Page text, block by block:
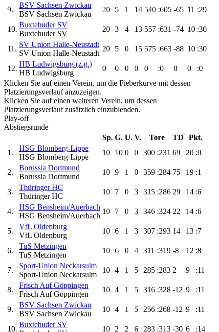
9.
BSV Sachsen Zwickau
BSV Sachsen Zwickau
20 5 1 14 540 :605 -65 11 :29
10.
Buxtehuder SV
Buxtehuder SV
20 3 4 13 557 :631 -74 10 :30
11.
SV Union Halle-Neustadt
SV Union Halle-Neustadt
20 5 0 15 575 :663 -88 10 :30
12.
HB Ludwigsburg (z.g.)
HB Ludwigsburg
0 0 0 0 0 :0 0 0
:0
Klicken Sie auf einen Verein, um die Fieberkurve mit dessen
Platzierungsverlauf anzuzeigen.
Klicken Sie auf einen weiteren Verein, um dessen
Platzierungsverlauf zusätzlich einzublenden.
Play-off
Abstiegsrunde
Sp. G. U. V. Tore TD
Pkt.
1.
HSG Blomberg-Lippe
HSG Blomberg-Lippe
10 10 0 0 300 :231 69 20 :0
2.
Borussia Dortmund
Borussia Dortmund
10 9 1 0 359 :284 75 19 :1
3.
Thüringer HC
Thüringer HC
10 7 0 3 315 :286 29 14 :6
4.
HSG Bensheim/Auerbach
HSG Bensheim/Auerbach
10 7 0 3 346 :324 22 14 :6
5.
VfL Oldenburg
VfL Oldenburg
10 6 1 3 307 :293 14 13 :7
6.
TuS Metzingen
TuS Metzingen
10 6 0 4 311 :319 -8 12 :8
7.
Sport-Union Neckarsulm
Sport-Union Neckarsulm
10 4 1 5 285 :283 2 9 :11
8.
Frisch Auf Göppingen
Frisch Auf Göppingen
10 4 1 5 316 :328 -12 9 :11
9.
BSV Sachsen Zwickau
BSV Sachsen Zwickau
10 4 1 5 256 :268 -12 9 :11
10.
Buxtehuder SV
10 2 2 6 283 :313 -30 6 :14